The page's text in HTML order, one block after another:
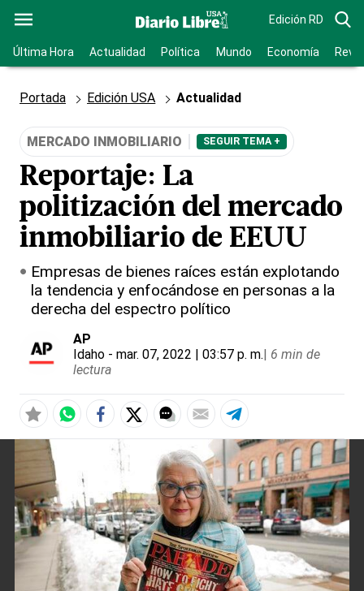
Edición RD
Última Hora Actualidad Política Mundo Economía
Portada Edición USA Actualidad
MERCADO INMOBILIARIO SEGUIR TEMA +
Reportaje: La
politización del mercado
inmobiliario de EEUU
Empresas de bienes raíces están explotando
la tendencia y enfocándose en personas a la
derecha del espectro político
AP
Idaho - mar. 07, 2022 | 03:57 p. m.| 6 min de
lectura